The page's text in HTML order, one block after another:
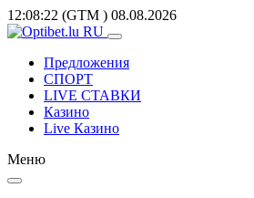
12:08:22 (GTM ) 08.08.2026
Предложения
СПОРТ
LIVE СТАВКИ
Казино
Live Казино
Меню